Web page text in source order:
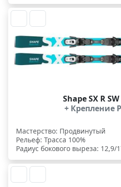
Shape SX R SW
+ Крепление
Мастерство: Продвинутый
Рельеф: Трасса 100%
Радиус бокового выреза: 12,9/